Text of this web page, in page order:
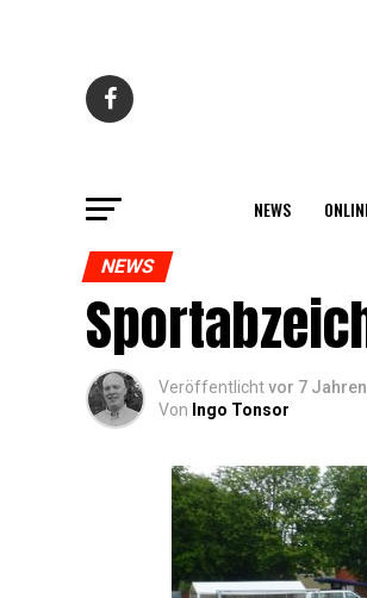
NEWS
NEWS
Veröffentlichtvor 7 Jahren
Von Ingo Tonsor